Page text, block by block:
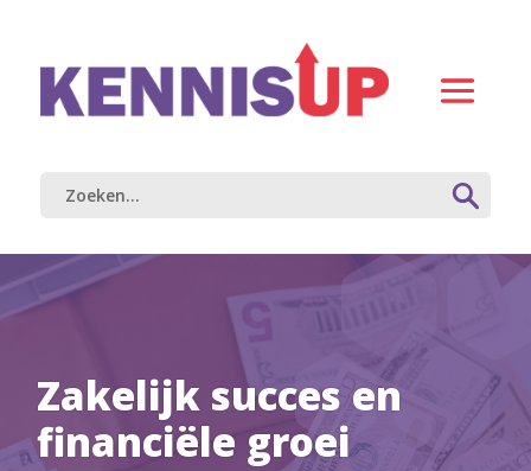
Zakelijk succes en
financiële groei